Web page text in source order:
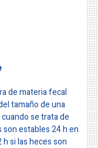
de materia fecal
tamaño de una
se trata de
estables 24 h en
si las heces son